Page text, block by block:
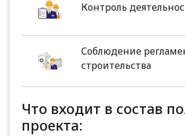
Контроль
Соблюдение
строительства
Что входит в состав
проекта: